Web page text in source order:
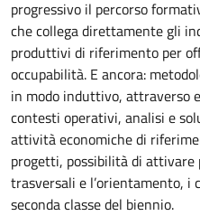
progressivo il percorso
che collega direttamente gli
produttivi di riferimento per
occupabilità. E ancora:
in modo induttivo, attraverso
contesti operativi, analisi e
attività economiche di
progetti, possibilità di attivare
trasversali e l’orientamento, i
seconda classe del biennio.